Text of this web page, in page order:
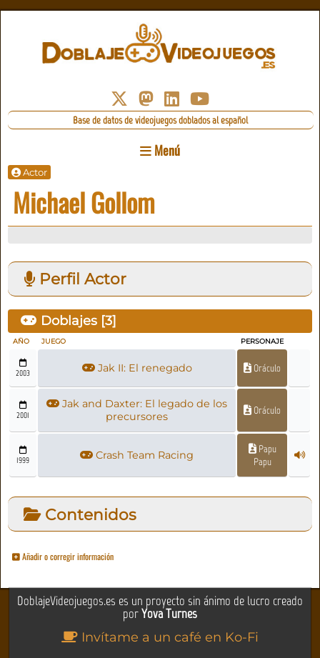
Base de datos de videojuegos doblados al español
Menú
Actor
Michael Gollom
Perfil Actor
Doblajes [3]
AÑO JUEGO PERSONAJE
2003 Jak II: El renegado Oráculo
2001
Jak and Daxter: El legado de los
precursores
Oráculo
1999 Crash Team Racing
Papu
Papu
Contenidos
Añadir o corregir información
DoblajeVideojuegos.es es un proyecto sin ánimo de lucro creado
porYova Turnes
Invítame a un café en Ko-Fi